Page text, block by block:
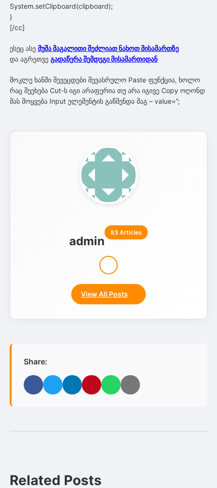
System.setClipboard(clipboard);
}
[/cc]
ესეც ასე მუშა მაგალითი შეძლიათ ნახოთ მისამართზე
და აგრეთვე გადაწერა შემდეგი მისამართიდან
მოკლე ხანში შევეცდები შევასრულო Paste ფუნქცია, ხოლო
რაც შეეხება Cut-ს იგი არაფერია თუ არა იგივე Copy ოღონდ
მას მოყვება Input ელემენტის გაწმენდა მაგ – value=”;
admin
83 Articles
View All Posts
Share:
Facebook
Twitter LinkedInPinterestWhatsApp
Email
Related Posts